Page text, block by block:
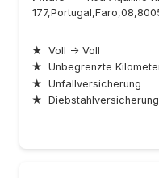
★ Voll → Voll
★ Unbegrenzte
★ Unfallversicherung
★ Diebstahlversicherung